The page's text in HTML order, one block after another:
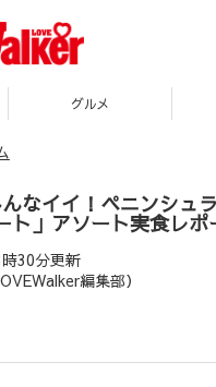
スポット
なイイ！ペニンシュ
ト」アソート実食レポ
30分更新
編集部）